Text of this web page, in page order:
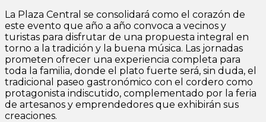
La Plaza Central se consolidará como el corazón de
este evento que año a año convoca a vecinos y
turistas para disfrutar de una propuesta integral en
torno a la tradición y la buena música. Las jornadas
prometen ofrecer una experiencia completa para
toda la familia, donde el plato fuerte será, sin duda, el
tradicional paseo gastronómico con el cordero como
protagonista indiscutido, complementado por la feria
de artesanos y emprendedores que exhibirán sus
creaciones.